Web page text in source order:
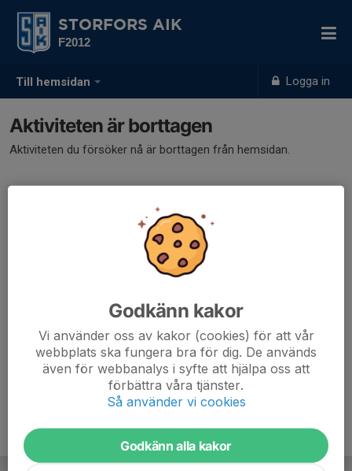
Till hemsidan Logga in
STORFORS AIK
F2012
Aktiviteten är borttagen
Aktiviteten du försöker nå är borttagen från hemsidan.
Godkänn kakor
Vi använder oss av kakor (cookies) för att vår
webbplats ska fungera bra för dig. De används
även för webbanalys i syfte att hjälpa oss att
förbättra våra tjänster.
Så använder vi cookies
Godkänn alla kakor